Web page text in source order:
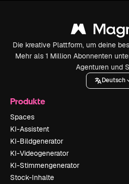
Die kreative Plattform, um deine
Mehr als 1 Million Abonnenten
Agenturen und
Deutsch
Produkte
Spaces
KI-Assistent
KI-Bildgenerator
KI-Videogenerator
KI-Stimmengenerator
Stock-Inhalte